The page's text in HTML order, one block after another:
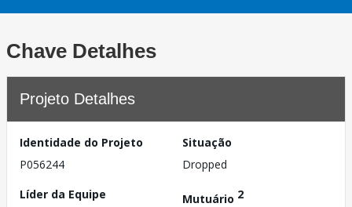
Chave Detalhes
Projeto Detalhes
Identidade do Projeto
P056244
Situação
Dropped
Líder da Equipe
Mutuário 2